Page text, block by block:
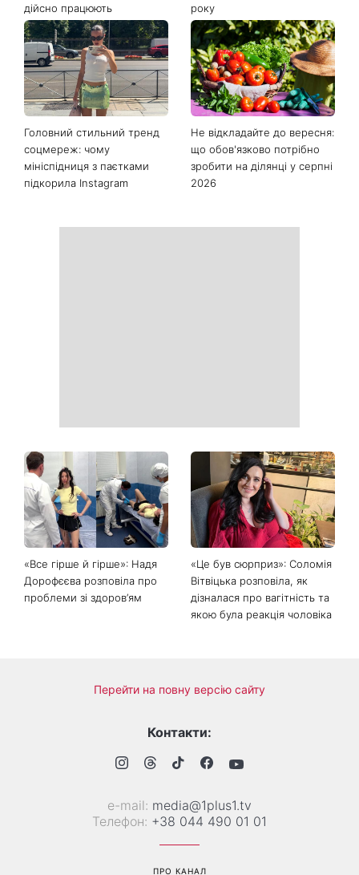
дійсно працюють
року
Головний стильний тренд
соцмереж: чому
мініспідниця з паєтками
підкорила Instagram
Не відкладайте до вересня:
що обов'язково потрібно
зробити на ділянці у серпні
2026
«Все гірше й гірше»: Надя
Дорофєєва розповіла про
проблеми зі здоров’ям
«Це був сюрприз»: Соломія
Вітвіцька розповіла, як
дізналася про вагітність та
якою була реакція чоловіка
Перейти на повну версію сайту
Контакти:
е-mail: media@1plus1.tv
Телефон: +38 044 490 01 01
ПРО КАНАЛ